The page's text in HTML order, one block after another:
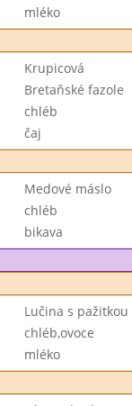
mléko
Krupicová
Bretaňské fazole
chléb
čaj
Medové máslo
chléb
bikava
Lučina s pažitkou
chléb,ovoce
mléko